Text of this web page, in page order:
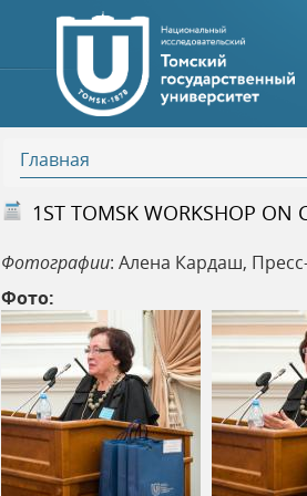
В
ы
з
е
с
Главная
1ST TOMSK WORKSHOP ON
Фотографии: Алена Кардаш,
Фото: